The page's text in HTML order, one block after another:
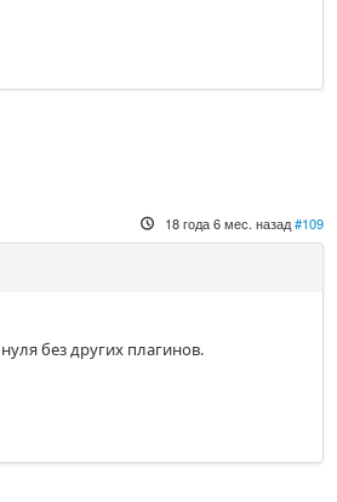
18 года 6 мес. назад#109
без других плагинов.